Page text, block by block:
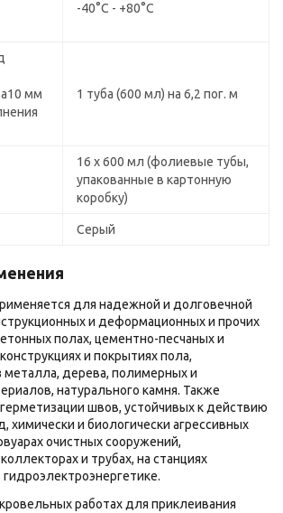
-40°С - +80°С
мм
1 туба (600 мл) на 6,2 пог. м
16 х 600 мл (фолиевые тубы,
упакованные в картонную
коробку)
Серый
для надежной и долговечной
и деформационных и прочих
полах, цементно-песчаных и
и покрытиях пола,
металла, дерева, полимерных и
натурального камня. Также
швов, устойчивых к действию
химически и биологически агрессивных
очистных сооружений,
и трубах, на станциях
работах для приклеивания